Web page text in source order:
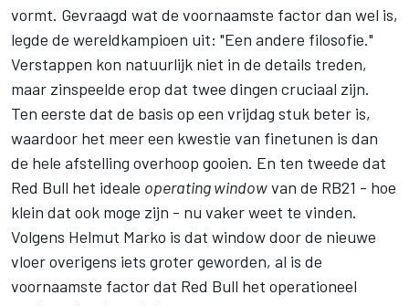
vormt. Gevraagd wat de voornaamste factor dan wel is,
legde de wereldkampioen uit: "Een andere filosofie."
Verstappen kon natuurlijk niet in de details treden,
maar zinspeelde erop dat twee dingen cruciaal zijn.
Ten eerste dat de basis op een vrijdag stuk beter is,
waardoor het meer een kwestie van finetunen is dan
de hele afstelling overhoop gooien. En ten tweede dat
Red Bull het ideale operating windowvan de RB21 - hoe
klein dat ook moge zijn - nu vaker weet te vinden.
Volgens Helmut Marko is dat window door de nieuwe
vloer overigens iets groter geworden, al is de
voornaamste factor dat Red Bull het operationeel